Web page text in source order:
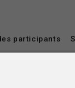
participants